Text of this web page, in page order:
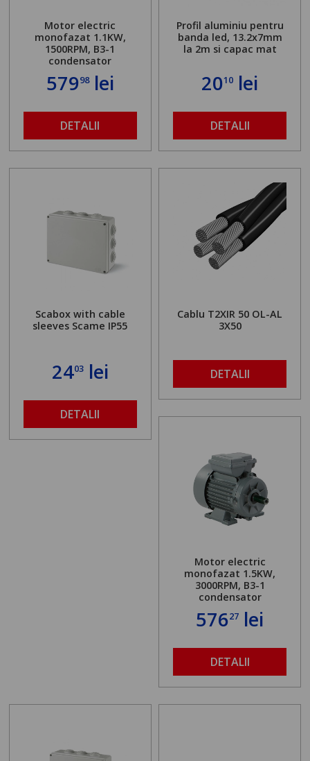
Motor electric
monofazat 1.1KW,
1500RPM, B3-1
condensator
57998lei
DETALII
Profil aluminiu pentru
banda led, 13.2x7mm
la 2m si capac mat
2010 lei
DETALII
Scabox with cable
sleeves Scame IP55
2403lei
DETALII
Cablu T2XIR 50 OL-AL
3X50
DETALII
Motor electric
monofazat 1.5KW,
3000RPM, B3-1
condensator
57627 lei
DETALII